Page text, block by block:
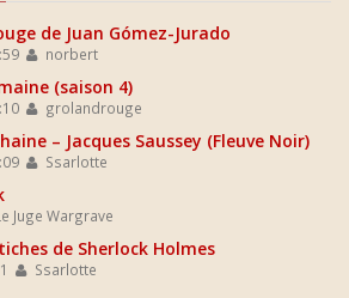
de Juan Gómez-Jurado
norbert
(saison 4)
grolandrouge
– Jacques Saussey (Fleuve Noir)
Ssarlotte
Juge Wargrave
de Sherlock Holmes
Ssarlotte